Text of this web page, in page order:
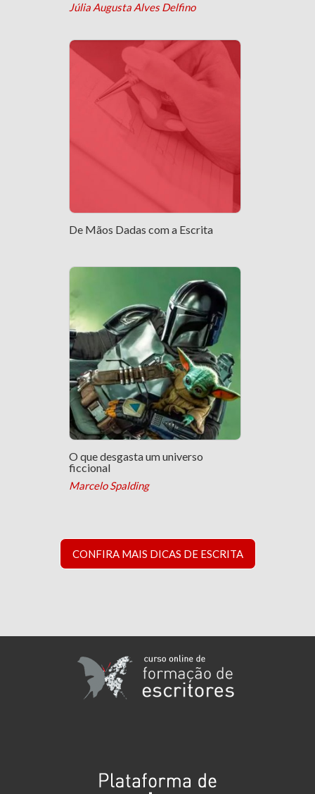
Júlia Augusta Alves Delfino
De Mãos Dadas com a Escrita
O que desgasta um universo
ficcional
Marcelo Spalding
CONFIRA MAIS DICAS DE ESCRITA